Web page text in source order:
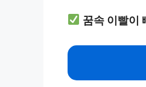
꿈속 이빨이